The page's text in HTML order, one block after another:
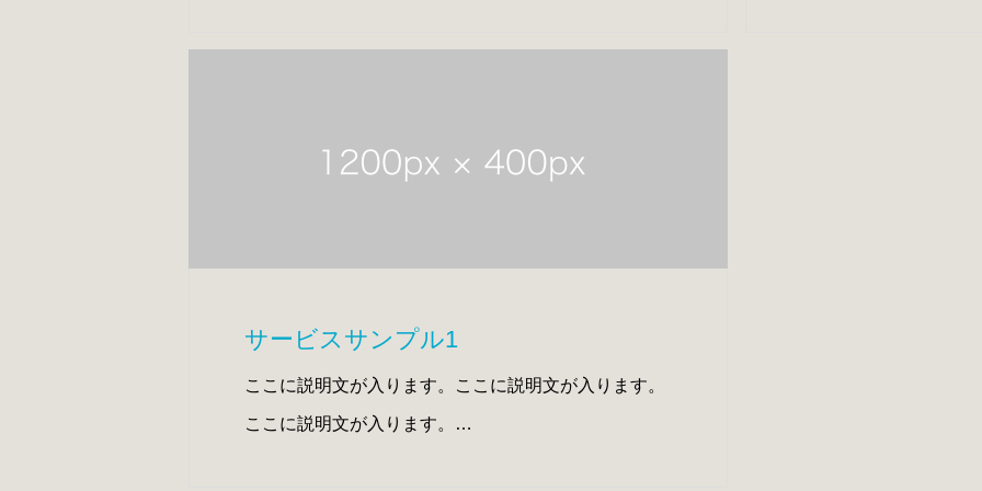
サービスサンプル1
ここに説明文が入ります。ここに説明文が入ります。
ここに説明文が入ります。